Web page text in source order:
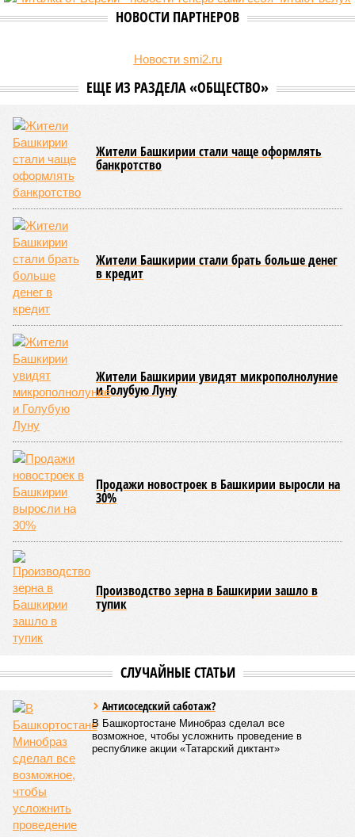
НОВОСТИ ПАРТНЕРОВ
Новости smi2.ru
ЕЩЕ ИЗ РАЗДЕЛА «ОБЩЕСТВО»
Жители Башкирии стали чаще оформлять
банкротство
Жители Башкирии стали брать больше денег
в кредит
Жители Башкирии увидят микрополнолуние
и Голубую Луну
Продажи новостроек в Башкирии выросли на
30%
Производство зерна в Башкирии зашло в
тупик
СЛУЧАЙНЫЕ СТАТЬИ
Антисоседский саботаж?
В Башкортостане Минобраз сделал все
возможное, чтобы усложнить проведение в
республике акции «Татарский диктант»